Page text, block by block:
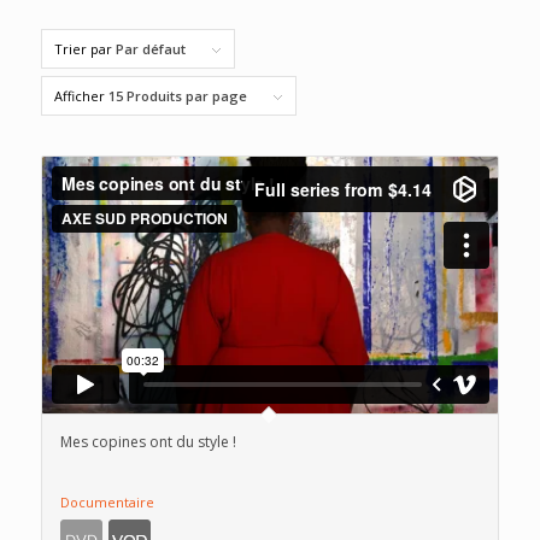
Trier par Par défaut
Afficher 15 Produits par page
Mes copines ont du style !
Documentaire